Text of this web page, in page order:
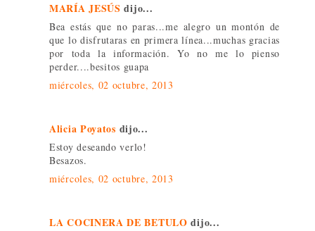
MARÍA JESÚS dijo...
Bea estás que no paras...me alegro un montón de
que lo disfrutaras en primera línea...muchas gracias
por toda la información. Yo no me lo pienso
perder....besitos guapa
miércoles, 02 octubre, 2013
Alicia Poyatos dijo...
Estoy deseando verlo!
Besazos.
miércoles, 02 octubre, 2013
LA COCINERA DE BETULO dijo...